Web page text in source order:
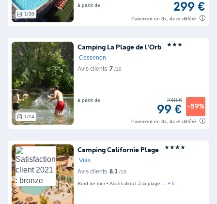
1/30
à partir de 299 €
Paiement en 3x, 4x et différé
1/14
Camping La Plage de l'Orb
★★★
Cessenon
Avis clients 7 /10
à partir de 240 €
99 € -59%
Paiement en 3x, 4x et différé
Camping Californie Plage
★★★★
Vias
Avis clients 8.3 /10
Bord de mer Accès direct à la plage + 6